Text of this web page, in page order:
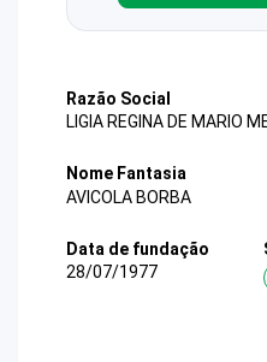
Razão Social
LIGIA REGINA DE MARIO
Nome Fantasia
AVICOLA BORBA
Data de fundação
28/07/1977